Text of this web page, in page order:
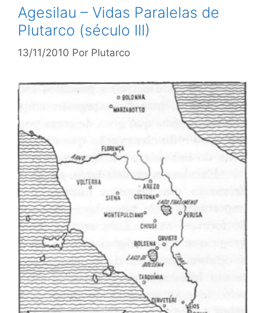
Agesilau – Vidas Paralelas de
Plutarco (século III)
13/11/2010 Por Plutarco